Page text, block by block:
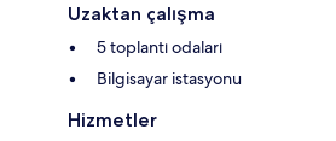
Uzaktan çalışma
5 toplantı odaları
Bilgisayar istasyonu
Hizmetler